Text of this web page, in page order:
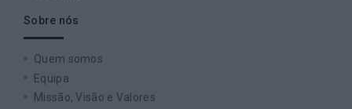
Sobre nós
Quem somos
Equipa
Missão, Visão e Valores